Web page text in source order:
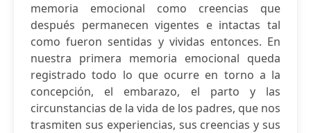
memoria emocional como creencias que
después permanecen vigentes e intactas tal
como fueron sentidas y vividas entonces. En
nuestra primera memoria emocional queda
registrado todo lo que ocurre en torno a la
concepción, el embarazo, el parto y las
circunstancias de la vida de los padres, que nos
trasmiten sus experiencias, sus creencias y sus